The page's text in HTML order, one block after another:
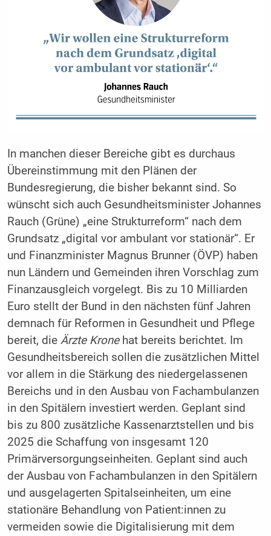
In manchen dieser Bereiche gibt es durchaus
Übereinstimmung mit den Plänen der
Bundesregierung, die bisher bekannt sind. So
wünscht sich auch Gesundheitsminister Johannes
Rauch (Grüne) „eine Strukturreform“ nach dem
Grundsatz „digital vor ambulant vor stationär“. Er
und Finanzminister Magnus Brunner (ÖVP) haben
nun Ländern und Gemeinden ihren Vorschlag zum
Finanzausgleich vorgelegt. Bis zu 10 Milliarden
Euro stellt der Bund in den nächsten fünf Jahren
demnach für Reformen in Gesundheit und Pflege
bereit, die Ärzte Kronehat bereits berichtet. Im
Gesundheitsbereich sollen die zusätzlichen Mittel
vor allem in die Stärkung des niedergelassenen
Bereichs und in den Ausbau von Fachambulanzen
in den Spitälern investiert werden. Geplant sind
bis zu 800 zusätzliche Kassenarztstellen und bis
2025 die Schaffung von insgesamt 120
Primärversorgungseinheiten. Geplant sind auch
der Ausbau von Fachambulanzen in den Spitälern
und ausgelagerten Spitalseinheiten, um eine
stationäre Behandlung von Patient:innen zu
vermeiden sowie die Digitalisierung mit dem